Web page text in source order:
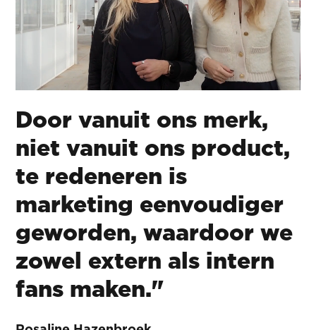
Door vanuit ons merk,
niet vanuit ons product,
te redeneren is
marketing eenvoudiger
geworden, waardoor we
zowel extern als intern
fans maken."